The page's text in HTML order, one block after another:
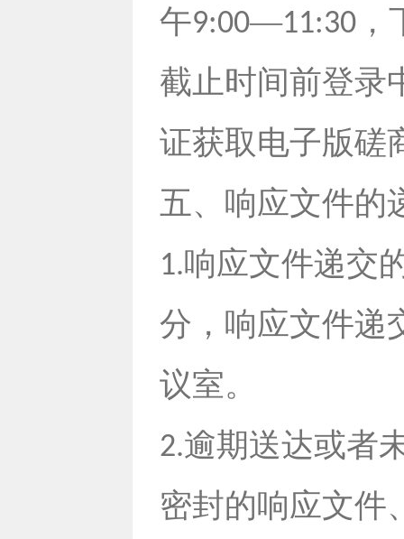
午9:00—11:30，
截止时间前登录
证获取电子版磋
五、响应文件的
1.响应文件递交
分，响应文件递
议室。
2.逾期送达或者
密封的响应文件